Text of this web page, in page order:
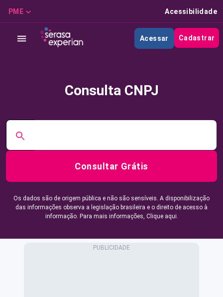
PME Acessibilidade
Acessar Cadastrar
Consulta CNPJ
Consultar Grátis
Os dados são de origem pública e não são sensíveis. A disponibilização
das informações observa a legislação brasileira e o direito de acesso à
informação. Para mais informações, Clique aqui.